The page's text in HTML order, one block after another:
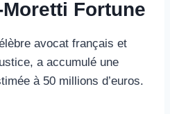
Fortune
avocat français et
a accumulé une
à 50 millions d’euros.